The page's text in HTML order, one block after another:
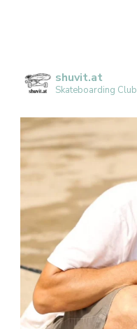
shuvit.at
Skateboarding Club